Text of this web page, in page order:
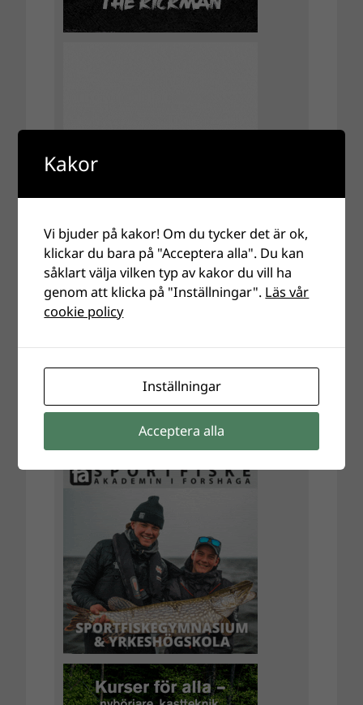
Kakor
Vi bjuder på kakor! Om du tycker det är ok,
klickar du bara på "Acceptera alla". Du kan
såklart välja vilken typ av kakor du vill ha
genom att klicka på "Inställningar". Läs vår
cookie policy
Inställningar
Acceptera alla